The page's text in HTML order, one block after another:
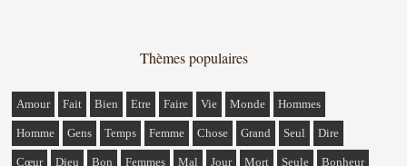
Thèmes populaires
Amour Fait Bien Etre Faire Vie Monde Hommes
Homme Gens Temps Femme Chose Grand Seul Dire
Cœur Dieu Bon Femmes Mal Jour Mort Seule Bonheur